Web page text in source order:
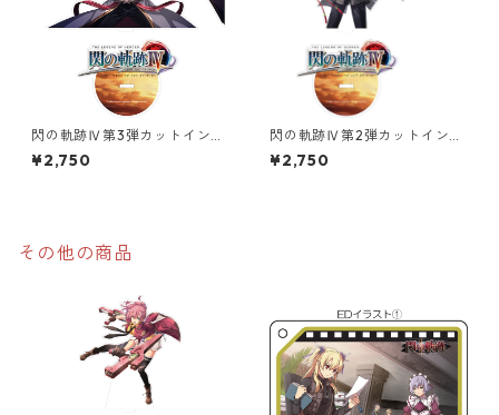
閃の軌跡Ⅳ第3弾カットインイ
ラストオーロラアクリルスタ
ンド
¥2,750
閃の軌跡Ⅳ第2弾カットインイ
ラストオーロラアクリルスタ
ンド
¥2,750
その他の商品